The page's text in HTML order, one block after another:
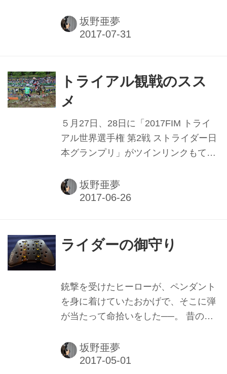
て下道を走っていると、次々にカワサ
キ車が現れ、気がつくとパレードのよ
が、最近、反射神経や体力の衰えを感
じ始めたのです。これは、取れるうち
乗れたのをきっかけに、その勢いのま
ているのは、10年前に普通二輪の教習
でお世話になった自動車学校です。駅
から学校までの景色も校舎も記憶のま
までしたが、教習車では片足のつま先
ている余裕はなく、教習に出るとき
は、毎回合戦にでも出るような気持ち
坂野亜夢
トライアル観戦のスス
メ
５月27日、28日に「2017FIM トライ
アル世界選手権 第2戦 ストライダー日
本グランプリ」がツインリンクもてぎ
の影響もあって、ハードな2日間とな
りましたが、世界選手権10連覇達成中
フル参戦している藤波貴久選手が3位
屋外で行われる “アウトドアトライア
ル”に当たりますが、自然の地形を生か
したセクション（障害物）を走破する
ぬかるんで、立っているだけでも苦労
します。そんな中、選手たち...
坂野亜夢
ライダーの御守り
銃撃を受けたヒーローが、ペンダント
を身に着けていたおかげで、そこに弾
が当たって命拾いをした──。 昔の映
したことがあるのではないでしょう
か。ついでに言わせていただくと、ペ
坂野亜夢